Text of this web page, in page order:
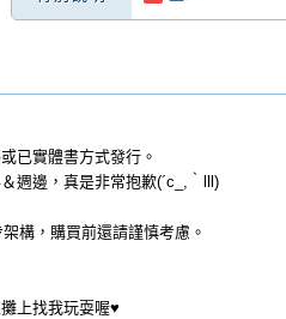
已實體書方式發行。
週邊，真是非常抱歉(´c_,｀lll)
構，購買前還請謹慎考慮。
上找我玩耍喔♥